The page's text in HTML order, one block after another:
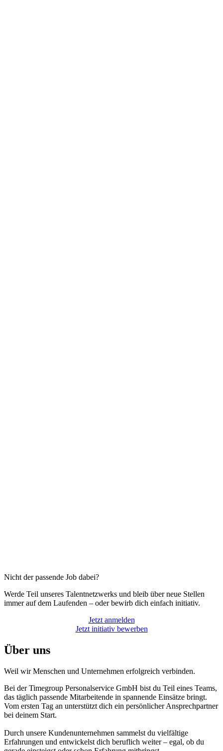
Nicht der passende Job dabei?
Werde Teil unseres Talentnetzwerks und bleib über neue Stellen
immer auf dem Laufenden – oder bewirb dich einfach initiativ.
Jetzt anmelden
Jetzt initiativ bewerben
Über uns
Weil wir Menschen und Unternehmen erfolgreich verbinden.
Bei der Timegroup Personalservice GmbH bist du Teil eines Teams,
das täglich passende Mitarbeitende in spannende Einsätze bringt.
Vom ersten Tag an unterstützt dich ein persönlicher Ansprechpartner
bei deinem Start.
Durch unsere Kundenunternehmen sammelst du vielfältige
Erfahrungen und entwickelst dich beruflich weiter – egal, ob du